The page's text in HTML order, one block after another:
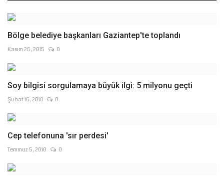
Bölge belediye başkanları Gaziantep'te toplandı
Kasım 26, 2015 0
Soy bilgisi sorgulamaya büyük ilgi: 5 milyonu geçti
Şubat 16, 2018 0
Cep telefonuna 'sır perdesi'
Temmuz 5, 2010 0